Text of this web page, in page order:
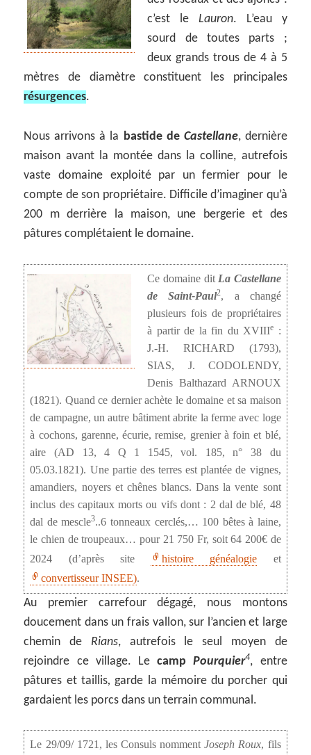
c’est le Lauron. L’eau y
sourd de toutes parts ;
deux grands trous de 4 à 5
mètres de diamètre constituent les principales
résurgences.
Nous arrivons à la bastide de Castellane, dernière
maison avant la montée dans la colline, autrefois
vaste domaine exploité par un fermier pour le
compte de son propriétaire. Difficile d’imaginer qu’à
200 m derrière la maison, une bergerie et des
pâtures complétaient le domaine.
Ce domaine ditLa Castellane
de Saint-Paul2, a changé
plusieurs fois de propriétaires
à partir de la fin du XVIIIe :
J.-H. RICHARD (1793),
SIAS, J. CODOLENDY,
Denis Balthazard ARNOUX
(1821). Quand ce dernier achète le domaine et sa maison
de campagne, un autre bâtiment abrite la ferme avec loge
à cochons, garenne, écurie, remise, grenier à foin et blé,
aire (AD 13, 4 Q 1 1545, vol. 185, n° 38 du
05.03.1821). Une partie des terres est plantée de vignes,
amandiers, noyers et chênes blancs. Dans la vente sont
inclus des capitaux morts ou vifs dont : 2 dal de blé, 48
dal de mescle3..6 tonneaux cerclés,… 100 bêtes à laine,
le chien de troupeaux… pour 21 750 Fr, soit 64 200€ de
2024 (d’après site
histoire généalogie et
convertisseur INSEE).
Au premier carrefour dégagé, nous montons
doucement dans un frais vallon, sur l’ancien et large
chemin de Rians, autrefois le seul moyen de
rejoindre ce village. LecampPourquier4, entre
pâtures et taillis, garde la mémoire du porcher qui
gardaient les porcs dans un terrain communal.
Le 29/09/ 1721, les Consuls nommentJoseph Roux, fils